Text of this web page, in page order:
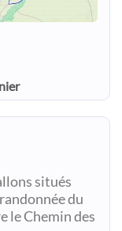
situés
du
le Chemin des